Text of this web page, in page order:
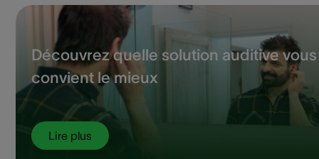
Découvrez quelle solution auditive vous
convient le mieux
Lire plus